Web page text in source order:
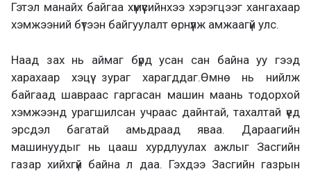
Гэтэл манайх байгаа хүмүүсийнхээ хэрэгцээг хангахаар
хэмжээний бүтээн байгуулалт өрнүүлж амжаагүй улс.
Наад зах нь аймаг бүрд усан сан байна уу гээд
харахаар хэцүү зураг харагддаг.Өмнө нь нийлж
байгаад шавраас гаргасан машин маань тодорхой
хэмжээнд урагшилсан учраас дайнтай, тахалтай үед
эрсдэл багатай амьдраад яваа. Дараагийн
машинуудыг нь цааш хурдлуулах ажлыг Засгийн
газар хийхгүй байна л даа. Гэхдээ Засгийн газрын